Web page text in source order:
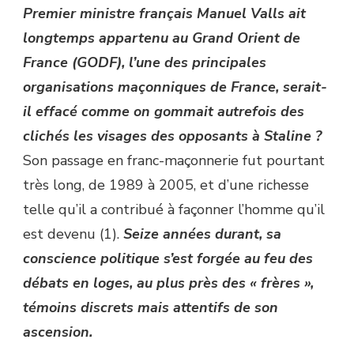
Premier ministre français Manuel Valls ait
longtemps appartenu au Grand Orient de
France (GODF), l’une des principales
organisations maçonniques de France, serait-
il effacé comme on gommait autrefois des
clichés les visages des opposants à Staline ?
Son passage en franc-maçonnerie fut pourtant
très long, de 1989 à 2005, et d’une richesse
telle qu’il a contribué à façonner l’homme qu’il
est devenu (1). Seize années durant, sa
conscience politique s’est forgée au feu des
débats en loges, au plus près des « frères »,
témoins discrets mais attentifs de son
ascension.